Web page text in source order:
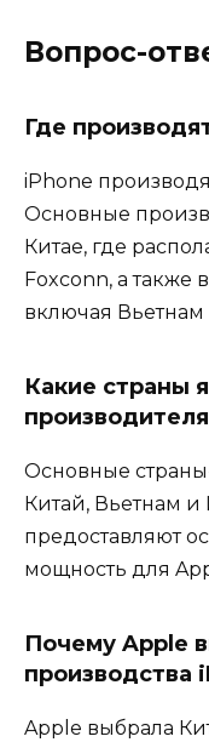
Вопрос-
Где
iPhone
Основные
Китае, где
Foxconn, а также
включая
Какие страны
Основные
Китай, Вьетнам и
предоставляют
мощность для
Почему Apple
производства
Apple выбрала